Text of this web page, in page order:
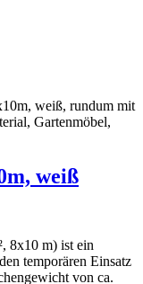
weiß
8x10 m) ist ein
temporären Einsatz
von ca.